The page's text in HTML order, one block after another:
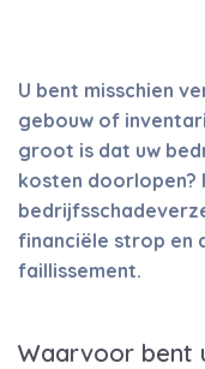
U bent misschien
gebouw of
groot is dat uw
kosten doorlopen?
financiële strop en
faillissement.
Waarvoor bent